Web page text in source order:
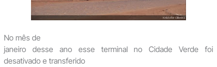
No mês de
janeiro desse ano esse terminal no Cidade Verde foi
desativado e transferido